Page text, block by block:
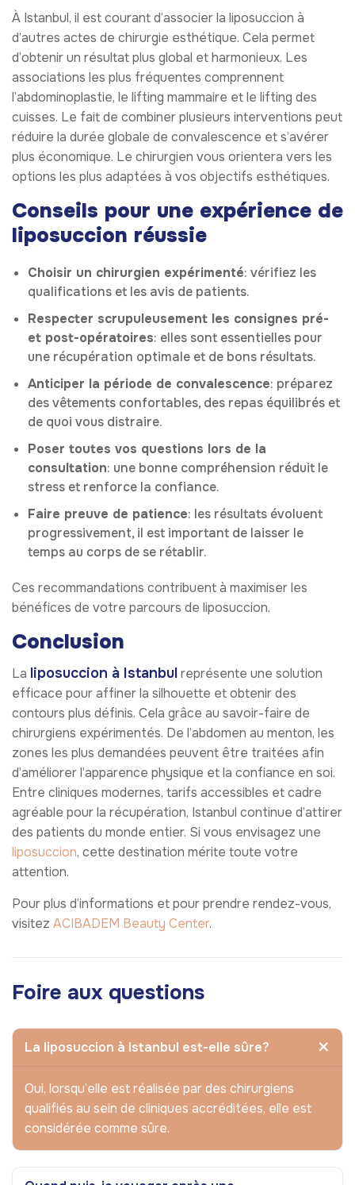
À Istanbul, il est courant d’associer la liposuccion à
d’autres actes de chirurgie esthétique. Cela permet
d’obtenir un résultat plus global et harmonieux. Les
associations les plus fréquentes comprennent
l’abdominoplastie, le lifting mammaire et le lifting des
cuisses. Le fait de combiner plusieurs interventions peut
réduire la durée globale de convalescence et s’avérer
plus économique. Le chirurgien vous orientera vers les
options les plus adaptées à vos objectifs esthétiques.
Conseils pour une expérience de
liposuccion réussie
Choisir un chirurgien expérimenté: vérifiez les
qualifications et les avis de patients.
Respecter scrupuleusement les consignes pré-
et post-opératoires: elles sont essentielles pour
une récupération optimale et de bons résultats.
Anticiper la période de convalescence: préparez
des vêtements confortables, des repas équilibrés et
de quoi vous distraire.
Poser toutes vos questions lors de la
consultation: une bonne compréhension réduit le
stress et renforce la confiance.
Faire preuve de patience: les résultats évoluent
progressivement, il est important de laisser le
temps au corps de se rétablir.
Ces recommandations contribuent à maximiser les
bénéfices de votre parcours de liposuccion.
Conclusion
La liposuccion à Istanbulreprésente une solution
efficace pour affiner la silhouette et obtenir des
contours plus définis. Cela grâce au savoir-faire de
chirurgiens expérimentés. De l’abdomen au menton, les
zones les plus demandées peuvent être traitées afin
d’améliorer l’apparence physique et la confiance en soi.
Entre cliniques modernes, tarifs accessibles et cadre
agréable pour la récupération, Istanbul continue d’attirer
des patients du monde entier. Si vous envisagez une
liposuccion, cette destination mérite toute votre
attention.
Pour plus d’informations et pour prendre rendez-vous,
visitez ACIBADEM Beauty Center.
Foire aux questions
La liposuccion à Istanbul est-elle sûre?
Oui, lorsqu’elle est réalisée par des chirurgiens
qualifiés au sein de cliniques accréditées, elle est
considérée comme sûre.